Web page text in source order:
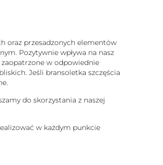
oraz przesadzonych elementów
Pozytywnie wpływa na nasz
w odpowiednie
Jeśli bransoletka szczęścia
do skorzystania z naszej
w każdym punkcie